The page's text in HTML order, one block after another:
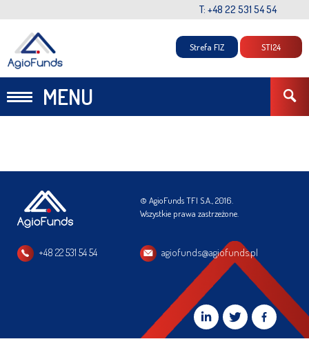
T: +48 22 531 54 54
MENU
Strefa FIZ STI24
© AgioFunds TFI S.A., 2016.
Wszystkie prawa zastrzeżone.
+48 22 531 54 54 agiofunds@agiofunds.pl